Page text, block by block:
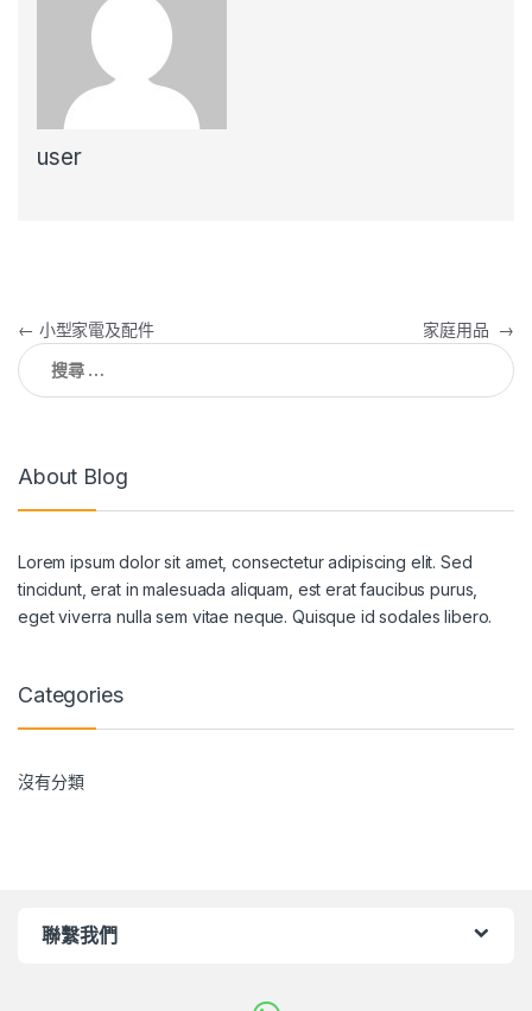
user
文
章
覽
← 小型家電及配件 家庭用品 →
搜
尋
關
About Blog
Lorem ipsum dolor sit amet, consectetur adipiscing elit. Sed
tincidunt, erat in malesuada aliquam, est erat faucibus purus,
eget viverra nulla sem vitae neque. Quisque id sodales libero.
Categories
沒有分類
聯繫我們